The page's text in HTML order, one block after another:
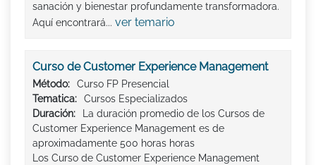
sanación y bienestar profundamente transformadora.
Aquí encontrará... ver temario
Curso de Customer Experience Management
Método:
Curso FP Presencial
Tematica:
Cursos Especializados
Duración:
La duración promedio de los Cursos de
Customer Experience Management es de
aproximadamente 500 horas horas
Los Curso de Customer Experience Management